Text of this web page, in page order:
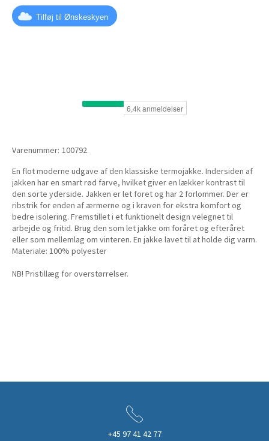
Tilføj til Ønskeskyen
Varenummer: 100792
En flot moderne udgave af den klassiske termojakke. Indersiden af
jakken har en smart rød farve, hvilket giver en lækker kontrast til
den sorte yderside. Jakken er let foret og har 2 forlommer. Der er
ribstrik for enden af ærmerne og i kraven for ekstra komfort og
bedre isolering. Fremstillet i et funktionelt design velegnet til
arbejde og fritid. Brug den som let jakke om foråret og efteråret
eller som mellemlag om vinteren. En jakke lavet til at holde dig varm.
Materiale: 100% polyester
NB! Pristillæg for overstørrelser.
+45 97 41 42 77